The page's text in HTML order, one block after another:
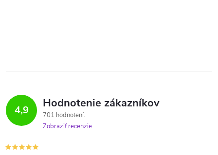
4,9 Hodnotenie zákazníkov
701 hodnotení
Zobraziť recenzie